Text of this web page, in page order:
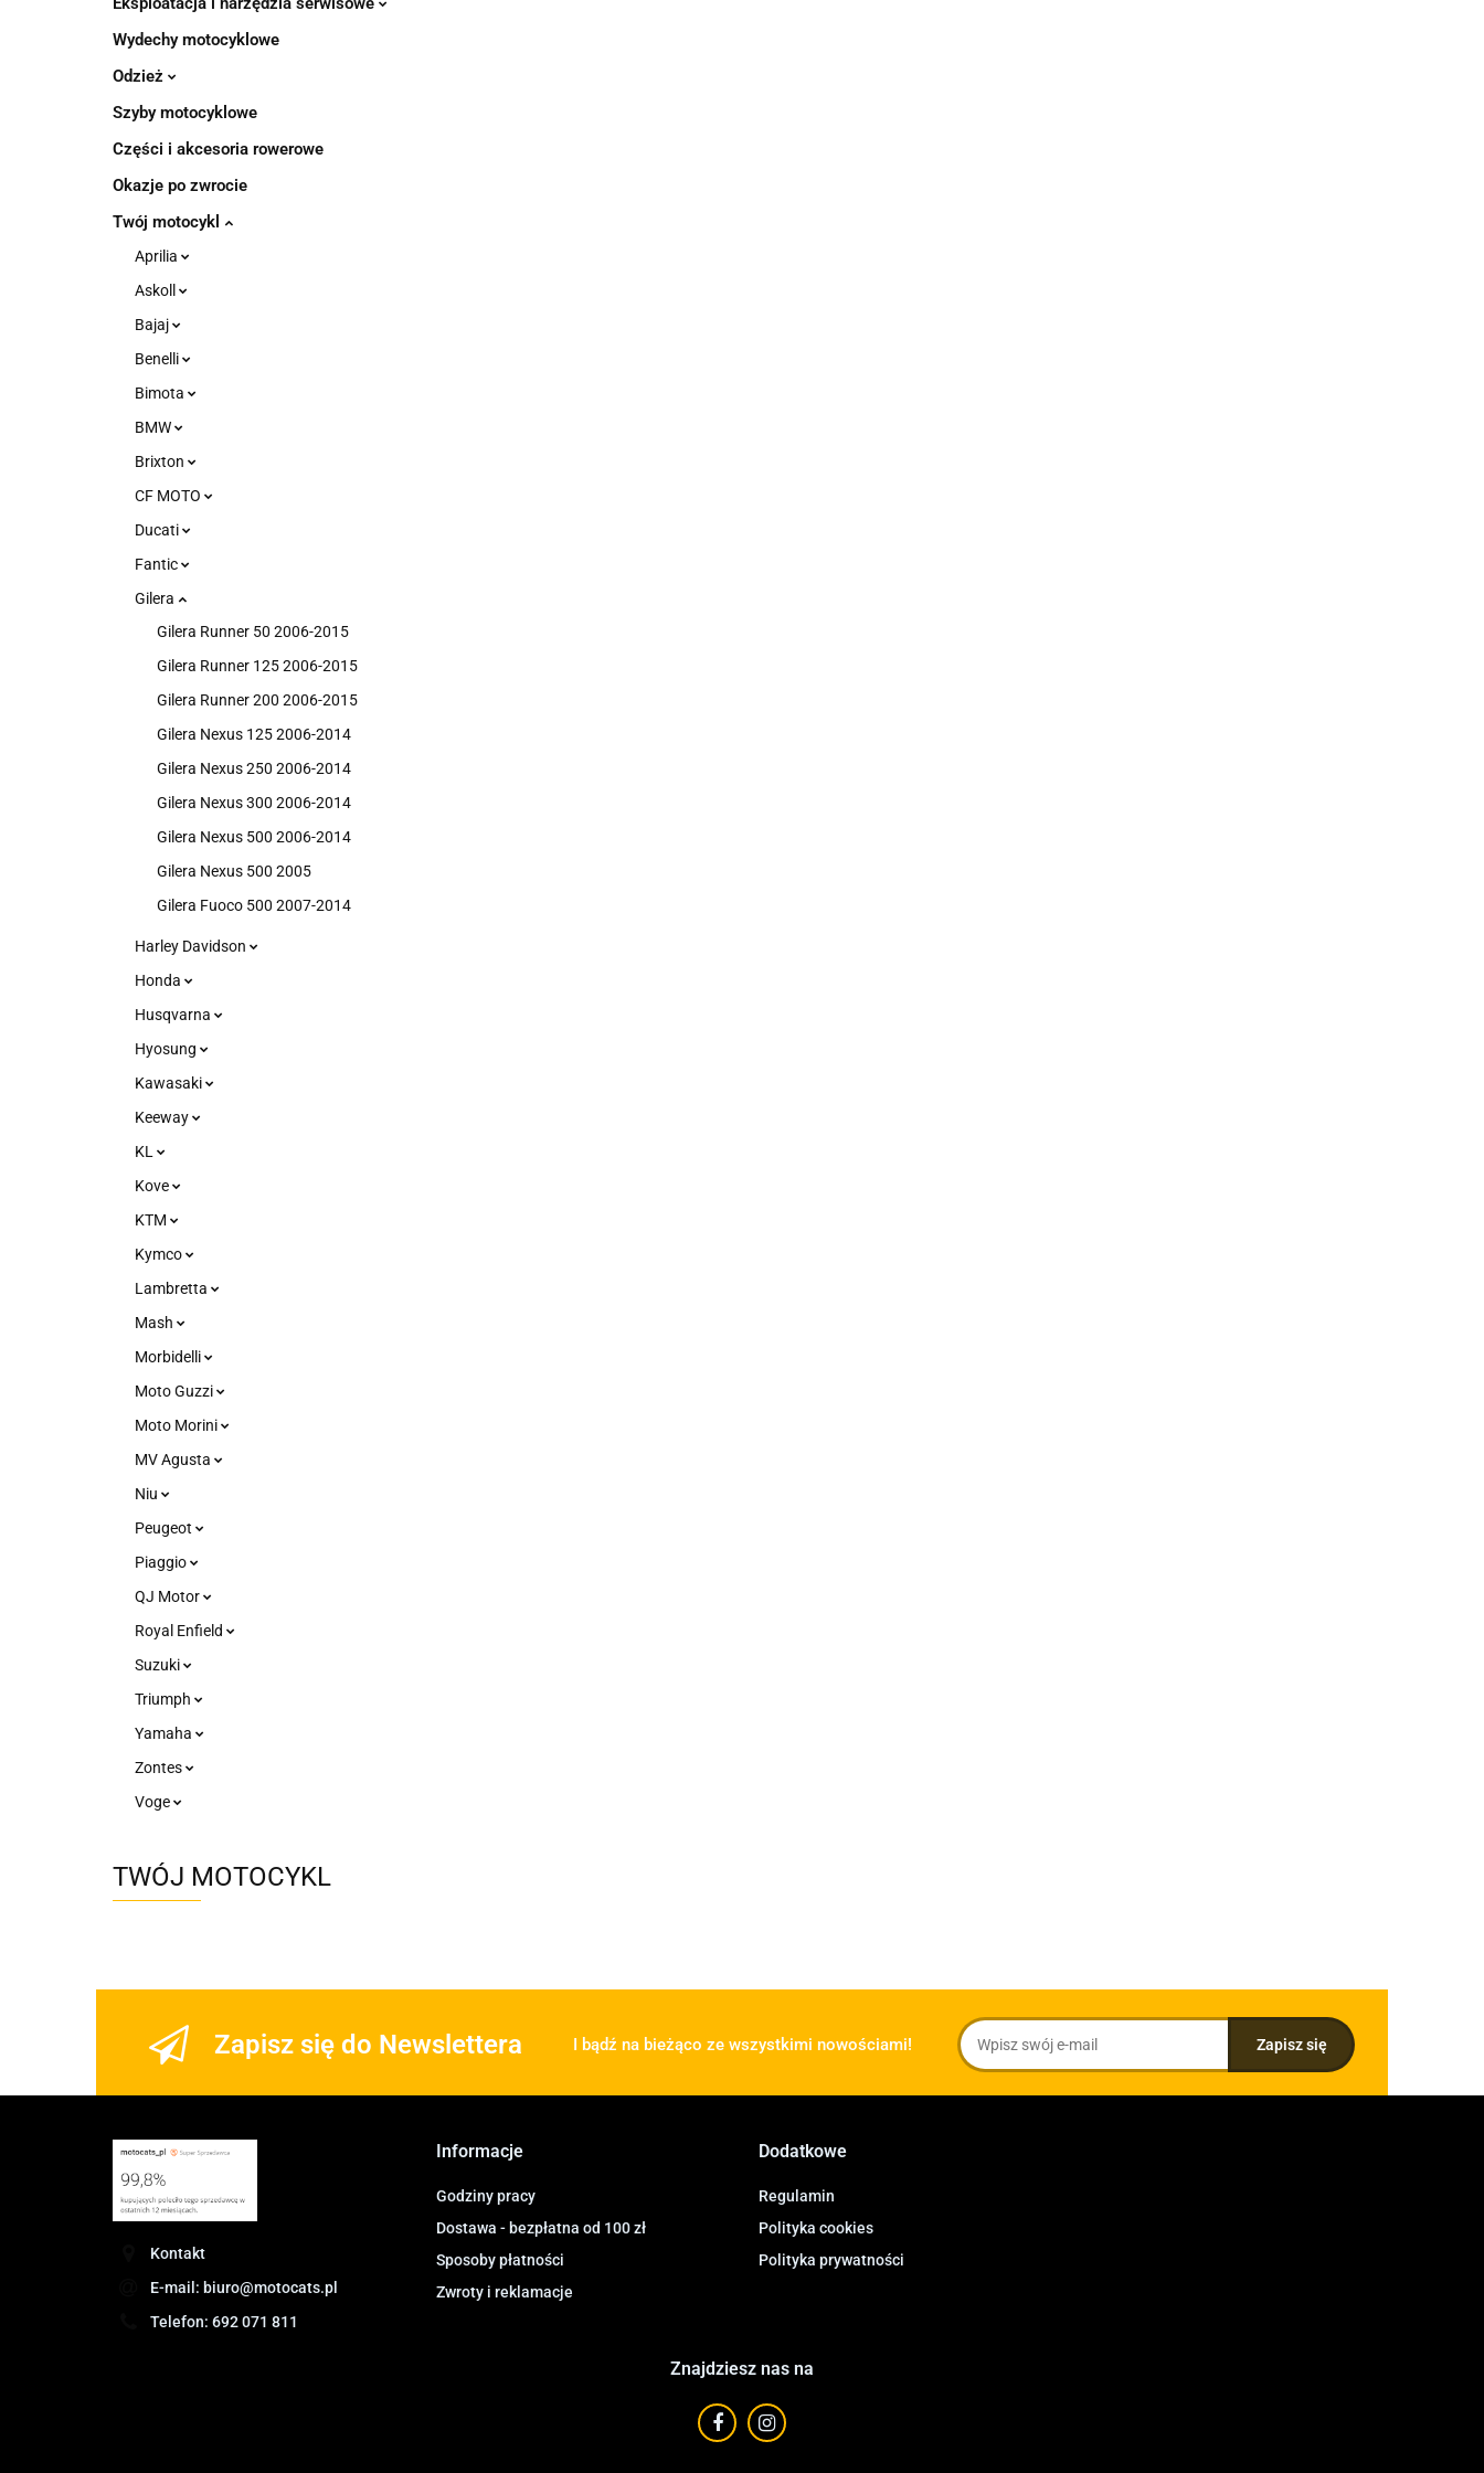
Wydechy motocyklowe
Odzież
Szyby motocyklowe
Części i akcesoria rowerowe
Okazje po zwrocie
Twój motocykl
Aprilia
Askoll
Bajaj
Benelli
Bimota
BMW
Brixton
CF MOTO
Ducati
Fantic
Gilera
Gilera Runner 50 2006-2015
Gilera Runner 125 2006-2015
Gilera Runner 200 2006-2015
Gilera Nexus 125 2006-2014
Gilera Nexus 250 2006-2014
Gilera Nexus 300 2006-2014
Gilera Nexus 500 2006-2014
Gilera Nexus 500 2005
Gilera Fuoco 500 2007-2014
Harley Davidson
Honda
Husqvarna
Hyosung
Kawasaki
Keeway
KL
Kove
KTM
Kymco
Lambretta
Mash
Morbidelli
Moto Guzzi
Moto Morini
MV Agusta
Niu
Peugeot
Piaggio
QJ Motor
Royal Enfield
Suzuki
Triumph
Yamaha
Zontes
Voge
TWÓJ MOTOCYKL
Zapisz się do Newslettera I bądź na bieżąco ze wszystkimi nowościami!
Kontakt
E-mail: biuro@motocats.pl
Telefon: 692 071 811
Informacje
Godziny pracy
Dostawa - bezpłatna od 100 zł
Sposoby płatności
Zwroty i reklamacje
Dodatkowe
Regulamin
Polityka cookies
Polityka prywatności
Znajdziesz nas na